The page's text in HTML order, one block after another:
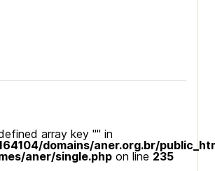
array key "" in
domains/aner.org.br/
aner/single.php on line 235